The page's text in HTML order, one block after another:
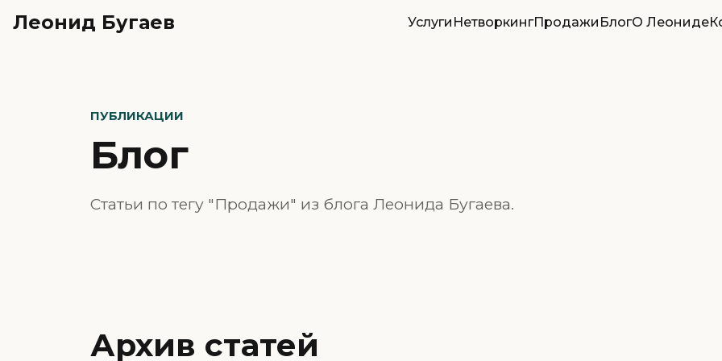
Леонид Бугаев Услуги НетворкингПродажи БлогО Леониде
ПУБЛИКАЦИИ
Блог
Статьи по тегу "Продажи" из блога Леонида Бугаева.
Архив статей